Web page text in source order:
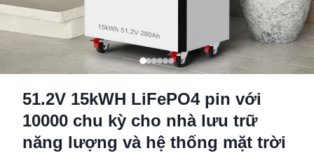
51.2V 15kWH LiFePO4 pin với
10000 chu kỳ cho nhà lưu trữ
năng lượng và hệ thống mặt trời